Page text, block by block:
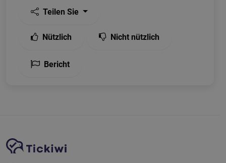
Teilen Sie
Nützlich Nicht nützlich
Bericht
Website-Navigation
Tickiwi-Plattform